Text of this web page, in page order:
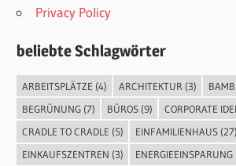
Privacy Policy
beliebte Schlagwörter
ARBEITSPLÄTZE (4) ARCHITEKTUR (3)
BEGRÜNUNG(7) BÜROS(9) CORPORATE
CRADLE TO CRADLE (5) EINFAMILIENHAUS(27)
EINKAUFSZENTREN (3) ENERGIEEINSPARUNG